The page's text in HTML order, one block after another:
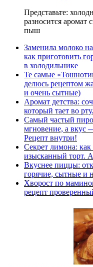
Представьте:
разносится
пыш
Заменила молоко
как приготовить
в холодильнике
Те самые
делюсь рецептом
и очень сытные)
Аромат детства:
который тает во
Самый частый
мгновение, а вкус
Рецепт внутри!
Секрет лимона:
изысканный торт.
Вкуснее пиццы:
горячие, сытные и
Хворост по
рецепт